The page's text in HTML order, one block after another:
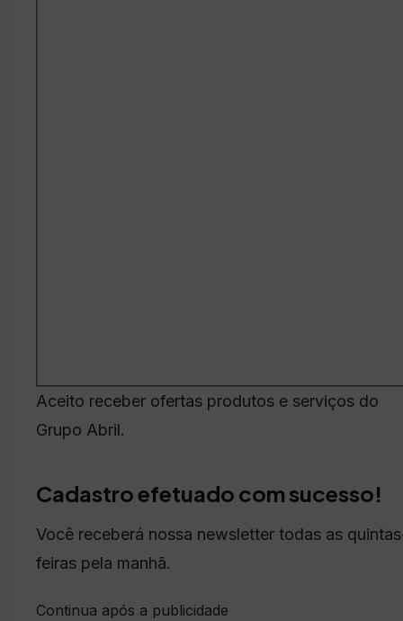
Aceito receber ofertas produtos e serviços do
Grupo Abril.
Cadastro efetuado com sucesso!
Você receberá nossa newsletter todas as
feiras pela manhã.
Continua após a publicidade